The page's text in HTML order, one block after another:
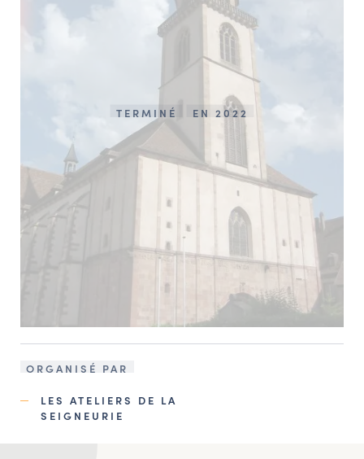
TERMINÉ EN 2022
ORGANISÉ PAR
LES ATELIERS DE LA
SEIGNEURIE